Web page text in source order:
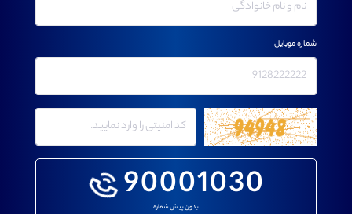
90001030
بدون پیش شماره
شماره موبایل